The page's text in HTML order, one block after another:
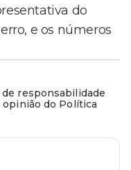
do
e os números
responsabilidade
do Política